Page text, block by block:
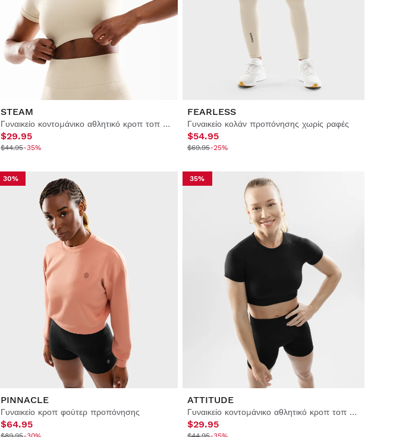
STEAM
Γυναικείο κοντομάνικο αθλητικό κροπ τοπ χωρίς ραφές
$29.95
$44.95-35%
FEARLESS
Γυναικείο κολάν προπόνησης χωρίς ραφές
$54.95
$69.95-25%
30%
PINNACLE
Γυναικείο κροπ φούτερ προπόνησης
$64.95
35%
ATTITUDE
Γυναικείο κοντομάνικο αθλητικό κροπ τοπ χωρίς ραφές
$29.95